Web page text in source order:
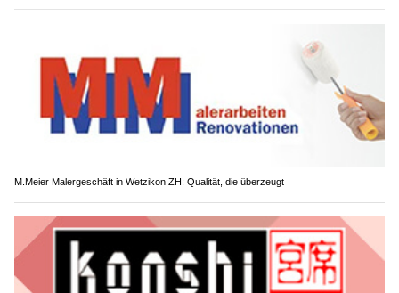
M.Meier Malergeschäft in Wetzikon ZH: Qualität, die überzeugt